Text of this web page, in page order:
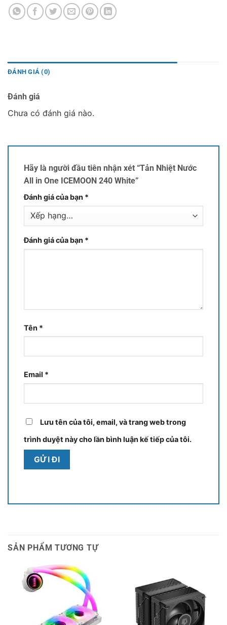
ĐÁNH GIÁ (0)
Đánh giá
Chưa có đánh giá nào.
Hãy là người đầu tiên nhận xét “Tản Nhiệt Nước
All in One ICEMOON 240 White”
Đánh giá của bạn *
Đánh giá của bạn *
Tên *
Email *
Lưu tên của tôi, email, và trang web trong
trình duyệt này cho lần bình luận kế tiếp của tôi.
SẢN PHẨM TƯƠNG TỰ